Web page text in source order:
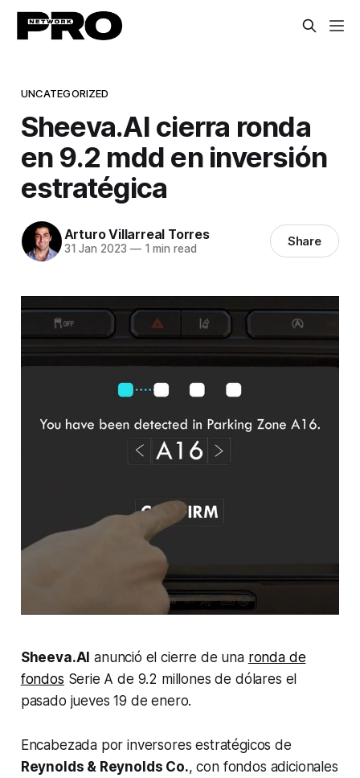
UNCATEGORIZED
Sheeva.AI cierra ronda
en 9.2 mdd en inversión
estratégica
Arturo Villarreal Torres
31 Jan 2023 —1 min read Share
Sheeva.AI anunció el cierre de una ronda de
fondos Serie A de 9.2 millones de dólares el
pasado jueves 19 de enero.
Encabezada por inversores estratégicos de
Reynolds & Reynolds Co., con fondos adicionales